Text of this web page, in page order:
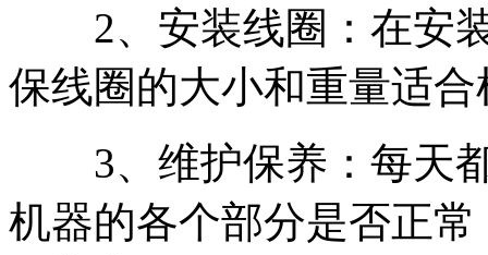
2、安装线圈：在安装
保线圈的大小和重量适
3、维护保养：每天都
机器的各个部分是否正